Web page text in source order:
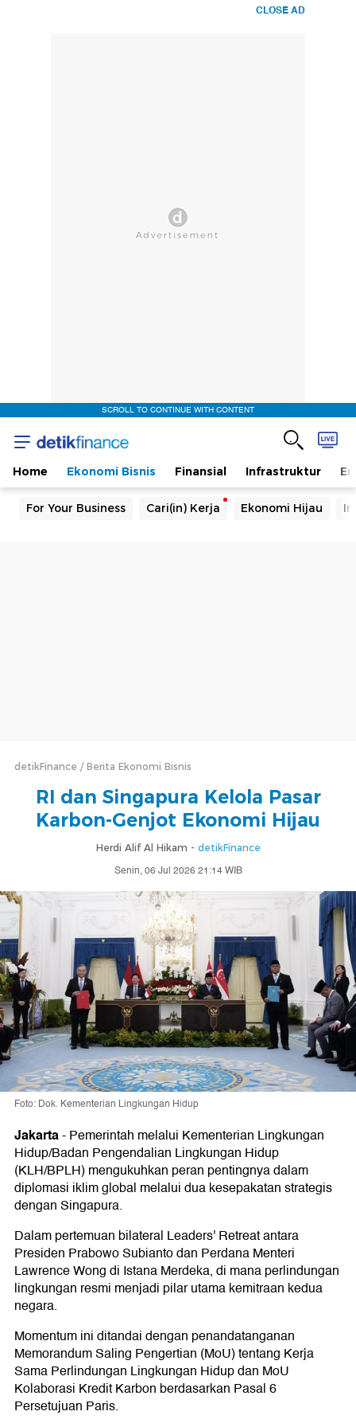
CLOSE AD
SCROLL TO CONTINUE WITH CONTENT
Home Ekonomi Bisnis Finansial Infrastruktur
For Your Business Cari(in) Kerja Ekonomi Hijau
detikFinance Berita Ekonomi Bisnis
RI dan Singapura Kelola Pasar
Karbon-Genjot Ekonomi Hijau
Herdi Alif Al Hikam - detikFinance
Senin, 06 Jul 2026 21:14 WIB
Foto: Dok. Kementerian Lingkungan Hidup
Jakarta-Pemerintah melalui Kementerian Lingkungan
Hidup/Badan Pengendalian Lingkungan Hidup
(KLH/BPLH) mengukuhkan peran pentingnya dalam
diplomasi iklim global melalui dua kesepakatan strategis
dengan Singapura.
Dalam pertemuan bilateral Leaders' Retreat antara
Presiden Prabowo Subianto dan Perdana Menteri
Lawrence Wong di Istana Merdeka, di mana perlindungan
lingkungan resmi menjadi pilar utama kemitraan kedua
negara.
Momentum ini ditandai dengan penandatanganan
Memorandum Saling Pengertian (MoU) tentang Kerja
Sama Perlindungan Lingkungan Hidup dan MoU
Kolaborasi Kredit Karbon berdasarkan Pasal 6
Persetujuan Paris.